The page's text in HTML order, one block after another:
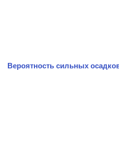
Вероятность сильных